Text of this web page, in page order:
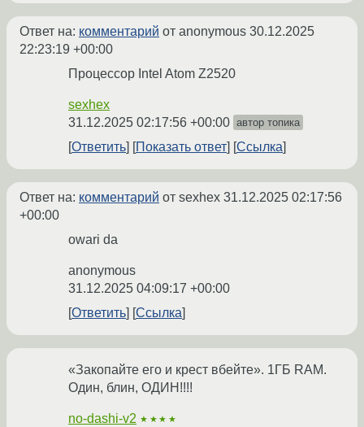
Ответ на: комментарий от anonymous 30.12.2025
22:23:19 +00:00
Процессор Intel Atom Z2520
sexhex
31.12.2025 02:17:56 +00:00 автор топика
Ответить Показать ответ Ссылка
Ответ на: комментарий от sexhex 31.12.2025 02:17:56
+00:00
owari da
anonymous
31.12.2025 04:09:17 +00:00
Ответить
Ссылка
«Закопайте его и крест вбейте». 1ГБ RAM.
Один, блин, ОДИН!!!!
no-dashi-v2 ★★★★